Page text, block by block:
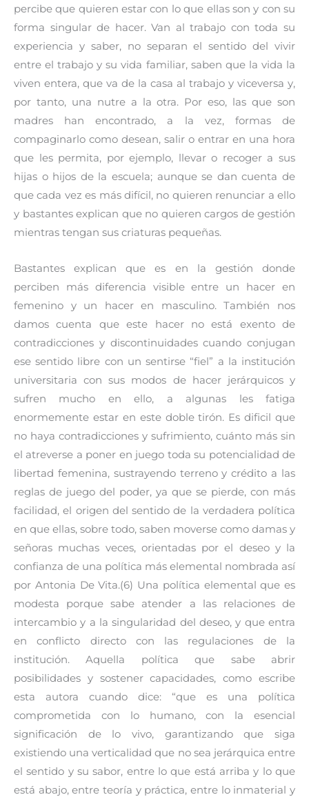
percibe que quieren estar con lo que ellas son y con su
forma singular de hacer. Van al trabajo con toda su
experiencia y saber, no separan el sentido del vivir
entre el trabajo y su vida familiar, saben que la vida la
viven entera, que va de la casa al trabajo y viceversa y,
por tanto, una nutre a la otra. Por eso, las que son
madres han encontrado, a la vez, formas de
compaginarlo como desean, salir o entrar en una hora
que les permita, por ejemplo, llevar o recoger a sus
hijas o hijos de la escuela; aunque se dan cuenta de
que cada vez es más difícil, no quieren renunciar a ello
y bastantes explican que no quieren cargos de gestión
mientras tengan sus criaturas pequeñas.
Bastantes explican que es en la gestión donde
perciben más diferencia visible entre un hacer en
femenino y un hacer en masculino. También nos
damos cuenta que este hacer no está exento de
contradicciones y discontinuidades cuando conjugan
ese sentido libre con un sentirse “fiel” a la institución
universitaria con sus modos de hacer jerárquicos y
sufren mucho en ello, a algunas les fatiga
enormemente estar en este doble tirón. Es dificil que
no haya contradicciones y sufrimiento, cuánto más sin
el atreverse a poner en juego toda su potencialidad de
libertad femenina, sustrayendo terreno y crédito a las
reglas de juego del poder, ya que se pierde, con más
facilidad, el origen del sentido de la verdadera política
en que ellas, sobre todo, saben moverse como damas y
señoras muchas veces, orientadas por el deseo y la
confianza de una política más elemental nombrada así
por Antonia De Vita.(6) Una política elemental que es
modesta porque sabe atender a las relaciones de
intercambio y a la singularidad del deseo, y que entra
en conflicto directo con las regulaciones de la
institución. Aquella política que sabe abrir
posibilidades y sostener capacidades, como escribe
esta autora cuando dice: “que es una política
comprometida con lo humano, con la esencial
significación de lo vivo, garantizando que siga
existiendo una verticalidad que no sea jerárquica entre
el sentido y su sabor, entre lo que está arriba y lo que
está abajo, entre teoría y práctica, entre lo inmaterial y